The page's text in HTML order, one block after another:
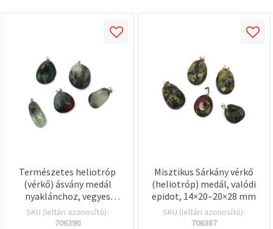
Természetes heliotróp
(vérkő) ásvány medál
nyaklánchoz, vegyes
méret 16–25 x 20–30 mm
SKU (leltári azonosító):
706390
Misztikus Sárkány vérkő
(heliotróp) medál, valódi
epidot, 14×20–20×28 mm
SKU (leltári azonosító):
706387